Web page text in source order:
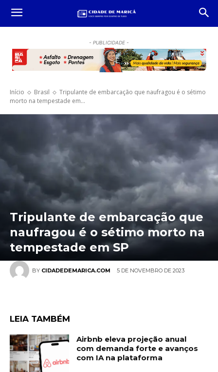
- PUBLICIDADE -
Início Brasil
Tripulante de embarcação que naufragou é o sétimo
morto na tempestade em...
BY CIDADEDEMARICA.COM 5 DE NOVEMBRO DE 2023
Tripulante de embarcação que
naufragou é o sétimo morto na
tempestade em SP
LEIA TAMBÉM
Airbnb eleva projeção anual
com demanda forte e avanços
com IA na plataforma